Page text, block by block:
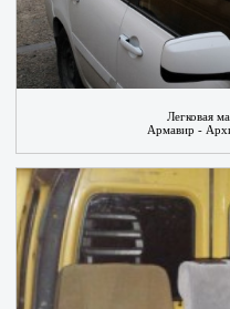
Легковая
Армавир -